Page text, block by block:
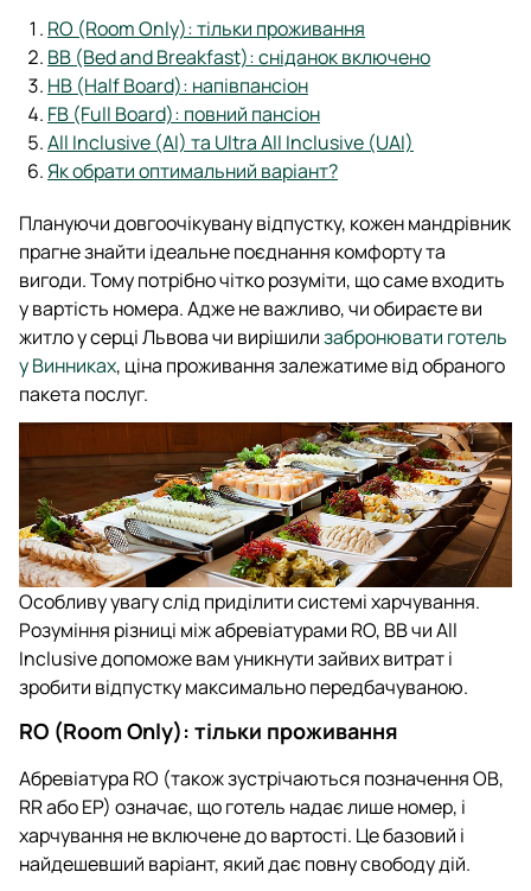
RO (Room Only): тільки проживання
BB (Bed and Breakfast): сніданок включено
HB (Half Board): напівпансіон
FB (Full Board): повний пансіон
All Inclusive (AI) та Ultra All Inclusive (UAI)
Як обрати оптимальний варіант?
Плануючи довгоочікувану відпустку, кожен мандрівник
прагне знайти ідеальне поєднання комфорту та
вигоди. Тому потрібно чітко розуміти, що саме входить
у вартість номера. Адже не важливо, чи обираєте ви
житло у серці Львова чи вирішилизабронювати готель
у Винниках, ціна проживання залежатиме від обраного
пакета послуг.
Особливу увагу слід приділити системі харчування.
Розуміння різниці між абревіатурами RO, BB чи All
Inclusive допоможе вам уникнути зайвих витрат і
зробити відпустку максимально передбачуваною.
RO (Room Only): тільки проживання
Абревіатура RO (також зустрічаються позначення OB,
RR або EP) означає, що готель надає лише номер, і
харчування не включене до вартості. Це базовий і
найдешевший варіант, який дає повну свободу дій.